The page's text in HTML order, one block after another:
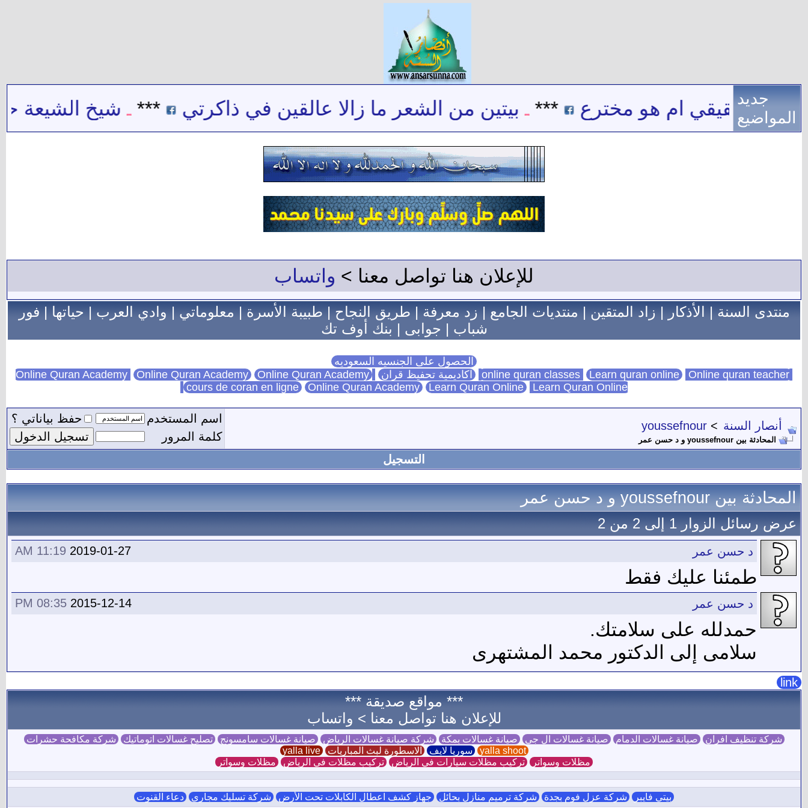
اسم حقيقي ام هو مخترع *** بيتين من الشعر ما زالا عالقين في ذاكرتي *** شيخ الشيعة
جديد
المواضيع
للإعلان هنا تواصل معنا > واتساب
منتدى السنة|الأذكار|زاد المتقين|منتديات الجامع|زد معرفة|طريق النجاح|طبيبة الأسرة|معلوماتي|وادي العرب|حياتها|فور
شباب | جوابى | بنك أوف تك
الحصول على الجنسيه السعوديه
Learn quran online Online quran teacher اكاديمية تحفيظ قران Online Quran Academy Online Quran Academy
cours de coran en ligne Online Quran Academy Learn Quran Online Learn Quran Online
أنصار السنة >
youssefnour
المحادثة بين youssefnour و د حسن عمر
اسم المستخدم
حفظ بياناتي ؟
كلمة المرور
التسجيل
المحادثة بين youssefnour و د حسن عمر
عرض رسائل الزوار 1 إلى 2من2
2019-01-27
11:19 AM د حسن عمر
طمئنا عليك فقط
2015-12-14
08:35 PM د حسن عمر
حمدلله على سلامتك.
سلامى إلى الدكتور محمد المشتهرى
link
*** مواقع صديقة ***
للإعلان هنا تواصل معنا > واتساب
شركة تنظيف افران صيانة غسالات الدمام صيانة غسالات ال جي صيانة غسالات بمكة شركة صيانة غسالات الرياض صيانة غسالات سامسونج تصليح غسالات اتوماتيك شركة مكافحة حشرات
yalla shoot
سوريا لايف الاسطورة لبث المباريات yalla live
مظلات وسواتر تركيب مظلات سيارات في الرياض تركيب مظلات في الرياض مظلات وسواتر
بيتي فايبر شركة عزل فوم بجدة شركة ترميم منازل بحائل جهاز كشف اعطال الكابلات تحت الأرض شركة تسليك مجاري دعاء القنوت